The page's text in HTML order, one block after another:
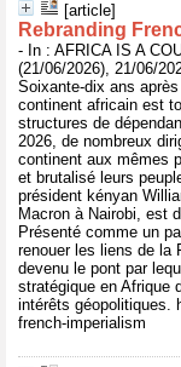
[article]
Rebranding
- In : AFRICA IS A
(21/06/2026), 21/06/
Soixante-dix ans
continent africain est
structures de
2026, de nombreux
continent aux mêmes
et brutalisé leurs
président kényan
Macron à Nairobi, est
Présenté comme un
renouer les liens de la
devenu le pont par
stratégique en Afrique
intérêts géopolitiques.
french-imperialism